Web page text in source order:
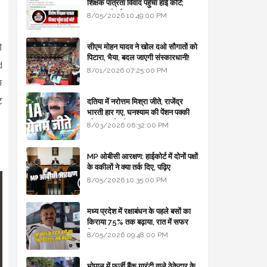
शिक्षक पात्रता विवाद पहुँचा हाई कोर्ट;
सरकार से माँगा जवाब
8/05/2026 10:49:00 PM
सीएम मोहन यादव ने खोल दओ सौगातों को
पिटारा, भैया, बदल जाएगी संस्कारधानी!
8/01/2026 07:25:00 PM
दतिया में नरोत्तम मिश्रा जीते, राजेंद्र
भारती हार गए, घनश्याम की पेंशन पक्की
और आशुतोष बैक टू...
8/03/2026 06:32:00 PM
MP ओबीसी आरक्षण: हाईकोर्ट में दोनों पक्षों
के वकीलों ने क्या तर्क दिए, पढ़िए
8/05/2026 10:35:00 PM
मध्य प्रदेश में रक्षाबंधन के पहले बसों का
किराया 75% तक बढ़ाया, रात में सफर
किया तो 10% एक्स्ट्रा
8/05/2026 09:48:00 PM